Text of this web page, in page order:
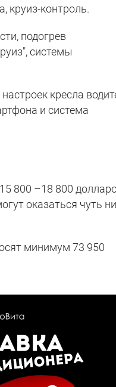
круиз-контроль.
подогрев
системы
кресла
и система
800 –18 800
оказаться чуть
минимум 73 950